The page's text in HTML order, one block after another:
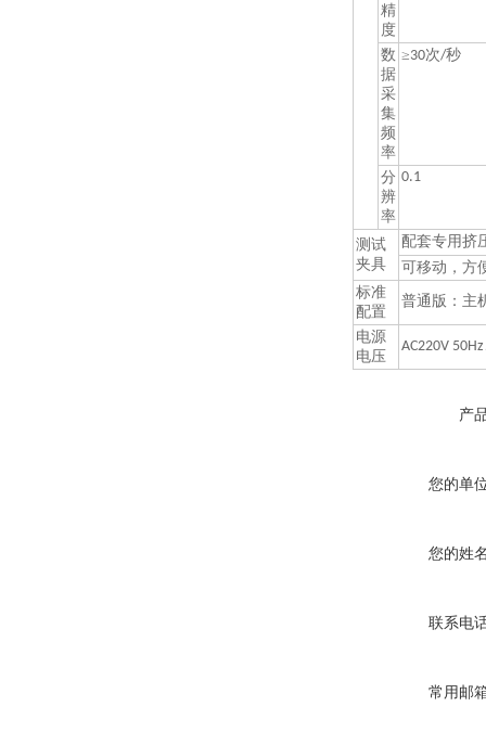
精
度
数
据
采
集
频
率
≥30次/秒
分
辨
率
0.1
测试
夹具
配套专用挤
可移动，方
标准
配置
普通版：主
电源
电压
AC220V 50Hz
产
您的单
您的姓
联系电
常用邮